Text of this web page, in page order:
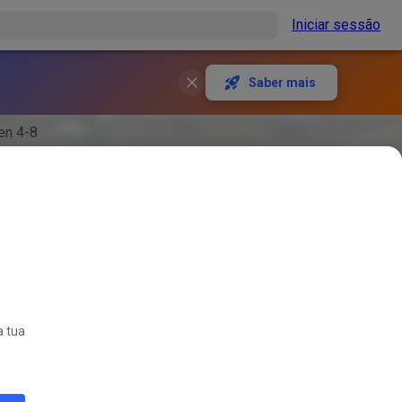
Iniciar sessão
Saber mais
4-8
tua